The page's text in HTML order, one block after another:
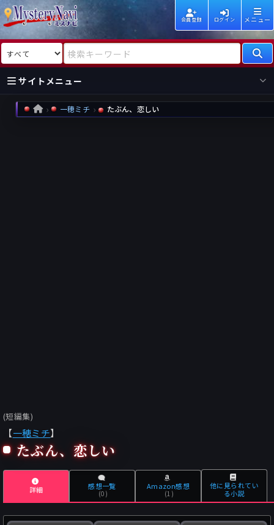
会員登録 ログイン メニュー
検索対象 検索キーワード
サイトメニュー
国内
海外
HOME 一穂ミチ たぶん、恋しい
(短編集)
【一穂ミチ】
たぶん、恋しい
詳細 感想一覧
(0)
Amazon感想
(1)
他に見られてい
る小説